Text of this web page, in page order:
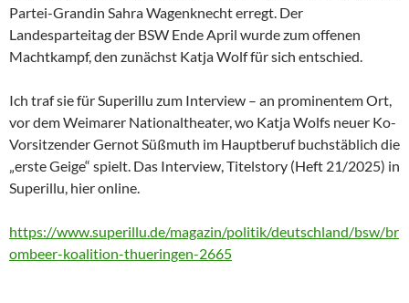
Partei-Grandin Sahra Wagenknecht erregt. Der
Landesparteitag der BSW Ende April wurde zum offenen
Machtkampf, den zunächst Katja Wolf für sich entschied.
Ich traf sie für Superillu zum Interview – an prominentem Ort,
vor dem Weimarer Nationaltheater, wo Katja Wolfs neuer Ko-
Vorsitzender Gernot Süßmuth im Hauptberuf buchstäblich die
„erste Geige“ spielt. Das Interview, Titelstory (Heft 21/2025) in
Superillu, hier online.
https://www.superillu.de/magazin/politik/deutschland/bsw/br
ombeer-koalition-thueringen-2665